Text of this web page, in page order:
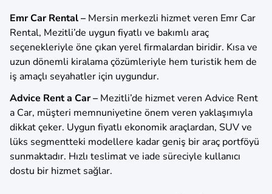
Emr Car Rental – Mersin merkezli hizmet veren Emr Car
Rental, Mezitli’de uygun fiyatlı ve bakımlı araç
seçenekleriyle öne çıkan yerel firmalardan biridir. Kısa ve
uzun dönemli kiralama çözümleriyle hem turistik hem de
iş amaçlı seyahatler için uygundur.
Advice Rent a Car – Mezitli’de hizmet veren Advice Rent
a Car, müşteri memnuniyetine önem veren yaklaşımıyla
dikkat çeker. Uygun fiyatlı ekonomik araçlardan, SUV ve
lüks segmentteki modellere kadar geniş bir araç portföyü
sunmaktadır. Hızlı teslimat ve iade süreciyle kullanıcı
dostu bir hizmet sağlar.